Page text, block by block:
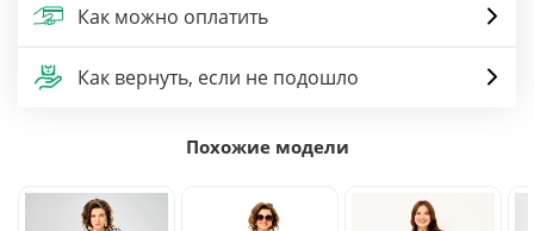
Как можно оплатить
Как вернуть, если не подошло
Похожие модели